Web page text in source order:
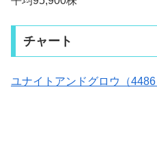
チャート
ユナイトアンドグロウ（4486